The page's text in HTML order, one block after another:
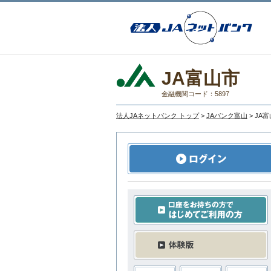
JA富山市
金融機関コード：5897
法人JAネットバンク トップ > JAバンク富山 > JA